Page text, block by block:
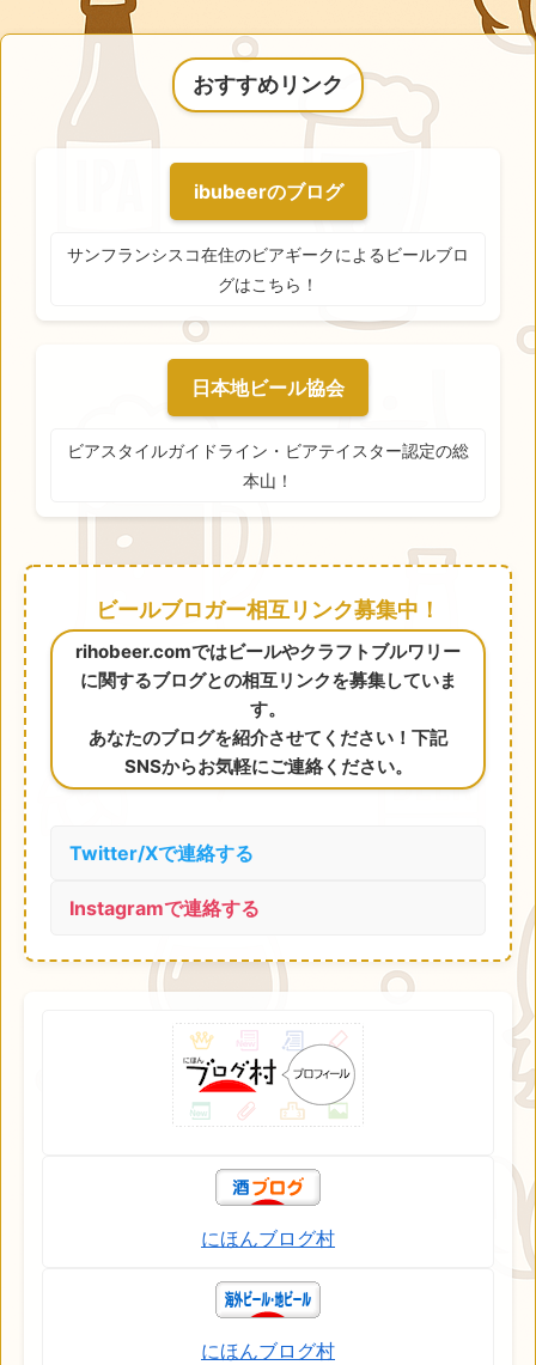
おすすめリンク
ibubeerのブログ
サンフランシスコ在住のビアギークによるビールブロ
グはこちら！
日本地ビール協会
ビアスタイルガイドライン・ビアテイスター認定の総
本山！
ビールブロガー相互リンク募集中！
rihobeer.comではビールやクラフトブルワリー
に関するブログとの相互リンクを募集していま
す。
あなたのブログを紹介させてください！下記
SNSからお気軽にご連絡ください。
Twitter/Xで連絡する
Instagramで連絡する
にほんブログ村
にほんブログ村